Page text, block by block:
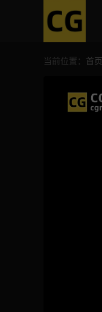
当前位置： 首页